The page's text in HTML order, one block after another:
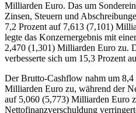
Milliarden Euro. Das um
Zinsen, Steuern und
7,2 Prozent auf 7,613 (7,101)
legte das Konzernergebnis mit
2,470 (1,301) Milliarden Euro zu.
verbesserte sich um 15,3 Prozent
Der Brutto-Cashflow nahm um
Milliarden Euro zu, während der
auf 5,060 (5,773) Milliarden Euro
Nettofinanzverschuldung